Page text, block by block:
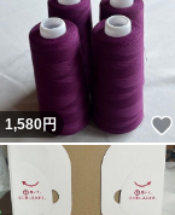
1,580円